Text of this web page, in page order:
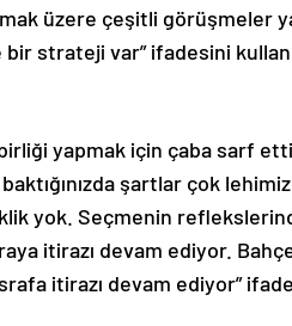
üzere çeşitli görüşmeler
strateji var” ifadesini
yapmak için çaba sarf
şartlar çok
yok. Seçmenin
itirazı devam ediyor.
itirazı devam ediyor”